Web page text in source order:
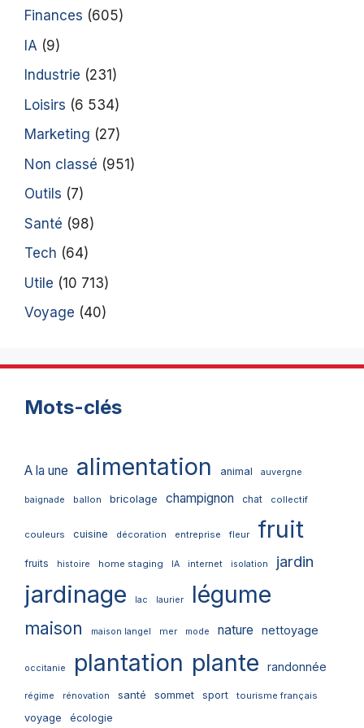
Finances (605)
IA (9)
Industrie (231)
Loisirs (6 534)
Marketing (27)
Non classé (951)
Outils (7)
Santé (98)
Tech (64)
Utile (10 713)
Voyage (40)
Mots-clés
A la une alimentation animal auvergne
baignade ballon bricolage champignon chat collectif
couleurs cuisine décoration entreprise fleur fruit
fruits histoire home staging IA internet isolation jardin
jardinage lac laurier légume
maison maison langel mer mode nature nettoyage
occitanie plantation plante randonnée
régime rénovation santé sommet sport tourisme français
voyage écologie